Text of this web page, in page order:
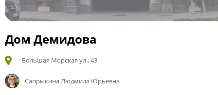
Дом Демидова
Большая Морская ул., 43
Сапрыкина Людмила Юрьевна